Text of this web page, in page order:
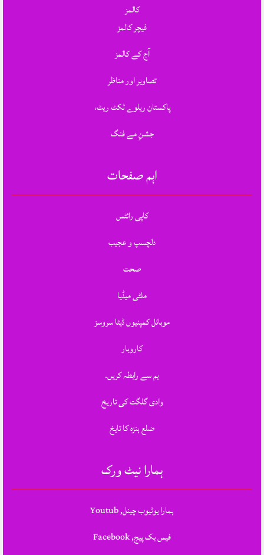
کالمز
فیچر کالمز
آج کے کالمز
تصاویر اور مناظر
پاکستان ریلوے ٹکٹ ریٹ،
جشنِ مے فنگ
اہم صفحات
کاپی رائٹس
دلچسپ و عجیب
صحت
ملٹی میڈیا
موبائل کمپنیوں ڈیٹا سروسز
کاروبار
ہم سے رابطہ کریں.
وادی گلگت کی تاریخ
ضلع ہنزہ کا تایخ
ہمارا نیٹ ورک
ہمارا یوٹیوب چینل, Youtub
فیس بک پیج, Facebook